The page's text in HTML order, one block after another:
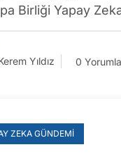
Birliği Yapay
Yıldız 0
ZEKA GÜNDEMI